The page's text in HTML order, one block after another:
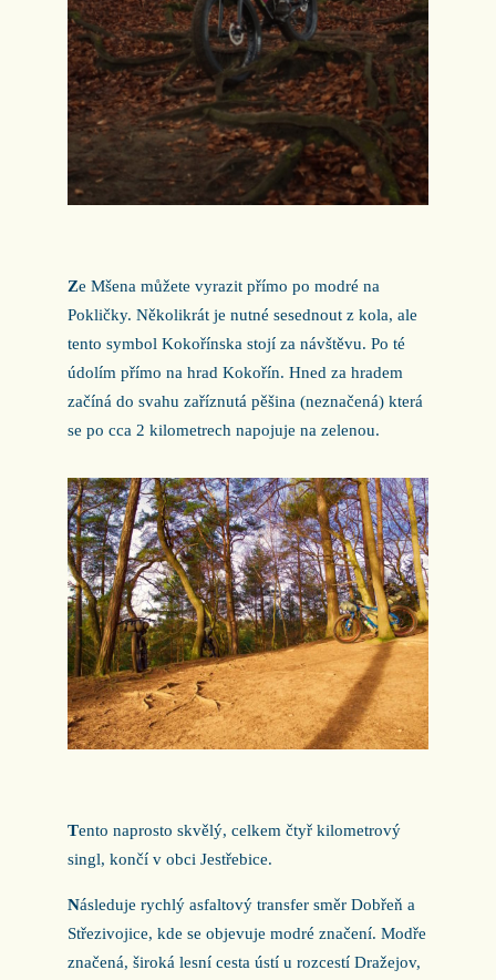
Ze Mšena můžete vyrazit přímo po modré na
Pokličky. Několikrát je nutné sesednout z kola, ale
tento symbol Kokořínska stojí za návštěvu. Po té
údolím přímo na hrad Kokořín. Hned za hradem
začíná do svahu zaříznutá pěšina (neznačená) která
se po cca 2 kilometrech napojuje na zelenou.
Tento naprosto skvělý, celkem čtyř kilometrový
singl, končí v obci Jestřebice.
Následuje rychlý asfaltový transfer směr Dobřeň a
Střezivojice, kde se objevuje modré značení. Modře
značená, široká lesní cesta ústí u rozcestí Dražejov,